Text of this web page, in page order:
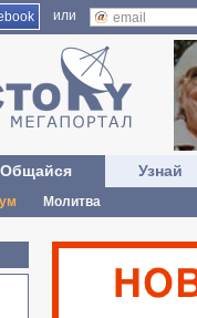
или
Общайся
Молитва
Узнай